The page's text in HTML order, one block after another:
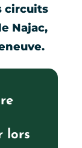
circuits
Najac,
lors